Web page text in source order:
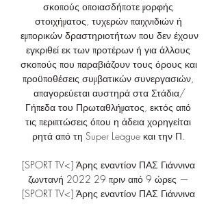
σκοπούς οποιασδήποτε μορφής
στοιχήματος, τυχερών παιχνιδιών ή
εμπορικών δραστηριοτήτων που δεν έχουν
εγκριθεί εκ των προτέρων ή για άλλους
σκοπούς που παραβιάζουν τους όρους και
προϋποθέσεις συμβατικών συνεργασιών,
απαγορεύεται αυστηρά στα Στάδια/
Γήπεδα του Πρωταθλήματος, εκτός από
τις περιπτώσεις όπου η άδεια χορηγείται
ρητά από τη Super League και την Π.
[SPORT TV<] Άρης εναντίον ΠΑΣ Γιάννινα
ζωντανή 2022 29 πριν από 9 ώρες —
[SPORT TV<] Άρης εναντίον ΠΑΣ Γιάννινα